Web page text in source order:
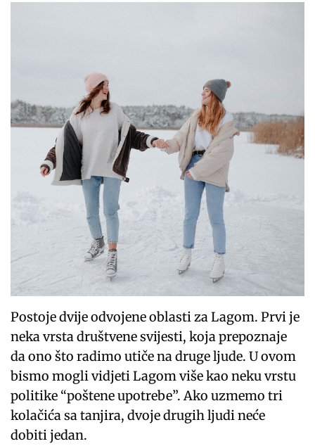
Postoje dvije odvojene oblasti za Lagom. Prvi je
neka vrsta društvene svijesti, koja prepoznaje
da ono što radimo utiče na druge ljude. U ovom
bismo mogli vidjeti Lagom više kao neku vrstu
politike “poštene upotrebe”. Ako uzmemo tri
kolačića sa tanjira, dvoje drugih ljudi neće
dobiti jedan.